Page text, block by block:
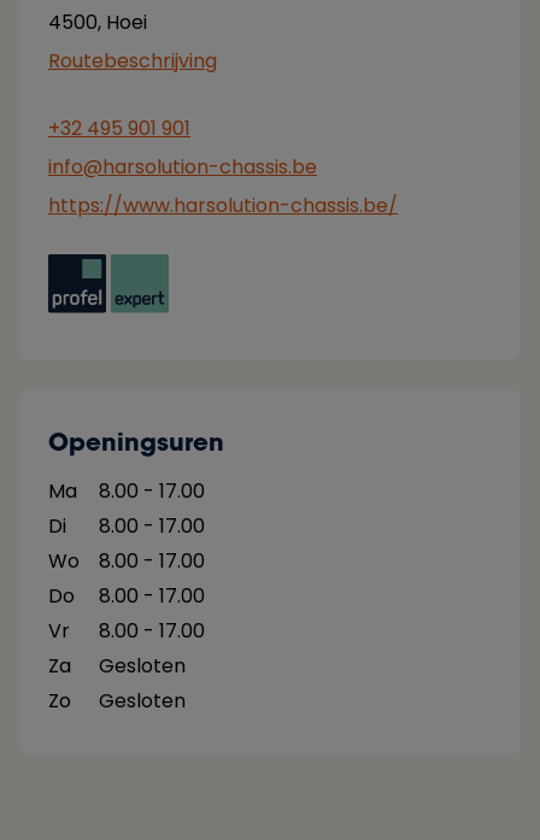
4500, Hoei
Routebeschrijving
+32 495 901 901
info@harsolution-chassis.be
https://www.harsolution-chassis.be/
Openingsuren
Ma
8.00 - 17.00
Di
8.00 - 17.00
Wo
8.00 - 17.00
Do
8.00 - 17.00
Vr
8.00 - 17.00
Za
Gesloten
Zo
Gesloten